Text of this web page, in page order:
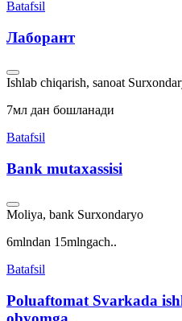
Batafsil
Лаборант
Ishlab chiqarish, sanoat
7мл дан бошланади
Batafsil
Bank mutaxassisi
Moliya, bank Surxondaryo
6mlndan 15mlngach..
Batafsil
Poluaftomat Svarkada